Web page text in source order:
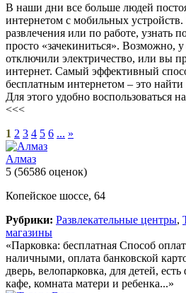
В наши дни все больше людей
интернетом с мобильных
развлечения или по работе, узнать
просто «зачекиниться». Возможно,
отключили электричество, или вы
интернет. Самый эффективный
бесплатным интернетом – это
Для этого удобно воспользоваться
<<<
1 2 3 4 5 6 ... »
Алмаз
5 (56586 оценок)
Копейское шоссе, 64
Рубрики: Развлекательные центры,
магазины
«Парковка: бесплатная Способ
наличными, оплата банковской
дверь, велопарковка, для детей,
кафе, комната матери и ребенка...»